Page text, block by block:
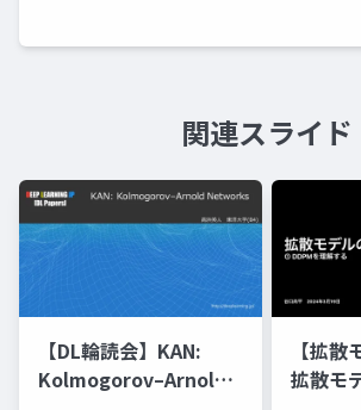
関連スライド
【DL輪読会】KAN:
Kolmogorov–Arnold
【拡散
拡散モ